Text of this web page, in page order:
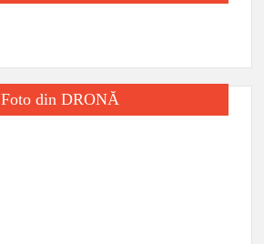
Foto din DRONĂ